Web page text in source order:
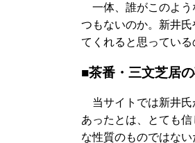
一体、誰がこのよう
つもないのか。新井
てくれると思っている
■茶番・三文芝居
当サイトでは新井氏
あったとは、とても
な性質のものではな